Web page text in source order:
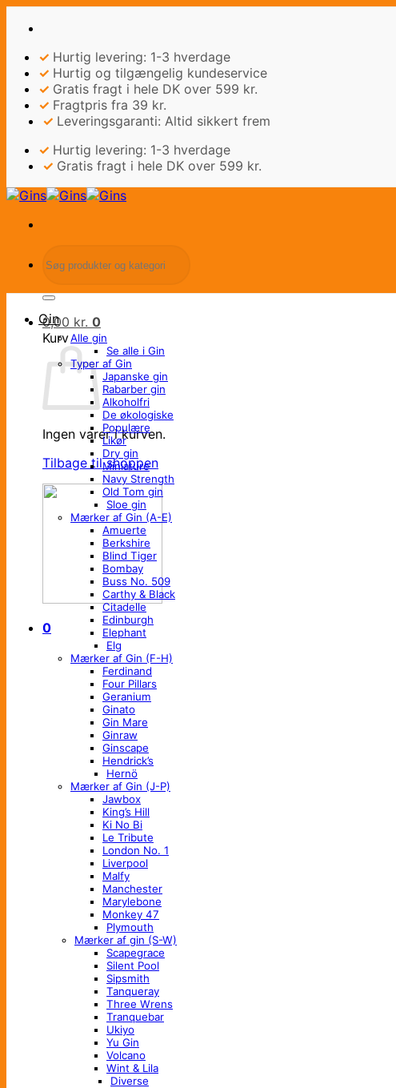
✓ Hurtig levering: 1-3 hverdage
✓ Hurtig og tilgængelig kundeservice
✓ Gratis fragt i hele DK over 599 kr.
✓ Fragtpris fra 39 kr.
✓ Leveringsgaranti: Altid sikkert frem
✓ Hurtig levering: 1-3 hverdage
✓ Gratis fragt i hele DK over 599 kr.
efter:
0,00 kr. 0
Kurv
Ingen varer i kurven.
Tilbage til shoppen
0
Gin
Alle gin
Se alle i Gin
Typer af Gin
Japanske gin
Rabarber gin
Alkoholfri
De økologiske
Populære
Likør
Dry gin
Miniature
Navy Strength
Old Tom gin
Sloe gin
Mærker af Gin (A-E)
Amuerte
Berkshire
Blind Tiger
Bombay
Buss No. 509
Carthy & Black
Citadelle
Edinburgh
Elephant
Elg
Mærker af Gin (F-H)
Ferdinand
Four Pillars
Geranium
Ginato
Gin Mare
Ginraw
Ginscape
Hendrick’s
Hernö
Mærker af Gin (J-P)
Jawbox
King’s Hill
Ki No Bi
Le Tribute
London No. 1
Liverpool
Malfy
Manchester
Marylebone
Monkey 47
Plymouth
Mærker af gin (S-W)
Scapegrace
Silent Pool
Sipsmith
Tanqueray
Three Wrens
Tranquebar
Ukiyo
Yu Gin
Volcano
Wint & Lila
Diverse